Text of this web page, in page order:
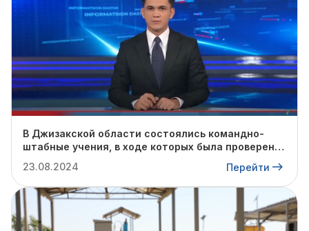
В Джизакской области состоялись командно-
штабные учения, в ходе которых была проверена
осенне-зимнему сезону.
23.08.2024 Перейти